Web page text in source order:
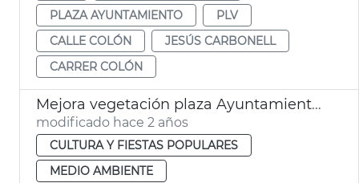
PLAZA AYUNTAMIENTO
PLV
CALLE COLÓN
JESÚS CARBONELL
CARRER COLÓN
Mejora vegetación plaza Ayuntamiento 9 Octubre
modificado hace 2 años
CULTURA Y FIESTAS POPULARES
MEDIO AMBIENTE